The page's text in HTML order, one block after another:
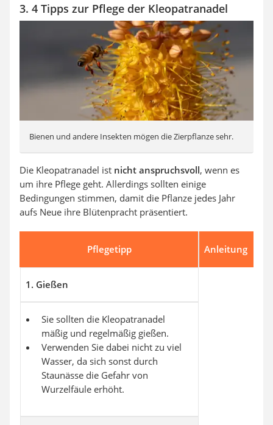
3. 4 Tipps zur Pflege der Kleopatranadel
Bienen und andere Insekten mögen die Zierpflanze sehr.
Die Kleopatranadel ist nicht anspruchsvoll, wenn es
um ihre Pflege geht. Allerdings sollten einige
Bedingungen stimmen, damit die Pflanze jedes Jahr
aufs Neue ihre Blütenpracht präsentiert.
Pflegetipp Anleitung
1. Gießen
Sie sollten die Kleopatranadel
mäßig und regelmäßig gießen.
Verwenden Sie dabei nicht zu viel
Wasser, da sich sonst durch
Staunässe die Gefahr von
Wurzelfäule erhöht.